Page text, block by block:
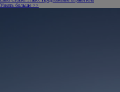
Узнать больше >>